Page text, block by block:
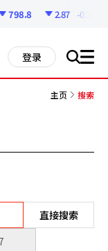
798.8 2.87 -0.36%
登录 搜 all
主页 搜索
直接搜索